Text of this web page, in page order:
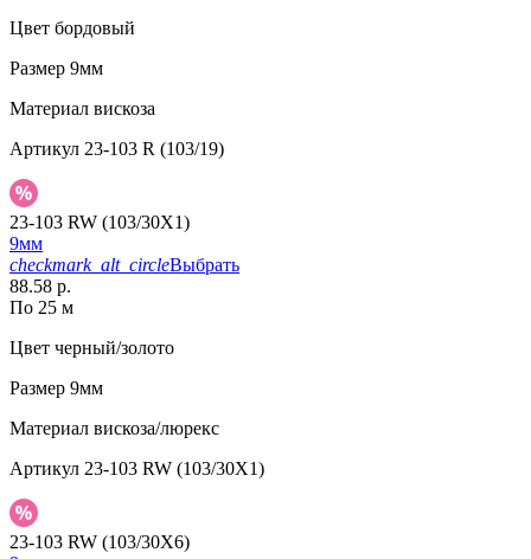
Цвет бордовый
Размер 9мм
Материал вискоза
Артикул 23-103 R (103/19)
23-103 RW (103/30X1)
9мм
checkmark_alt_circleВыбрать
88.58 р.
По 25 м
Цвет черный/золото
Размер 9мм
Материал вискоза/люрекс
Артикул 23-103 RW (103/30X1)
23-103 RW (103/30X6)